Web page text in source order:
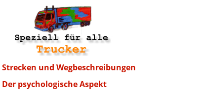
Strecken und Wegbeschreibungen
Der psychologische Aspekt